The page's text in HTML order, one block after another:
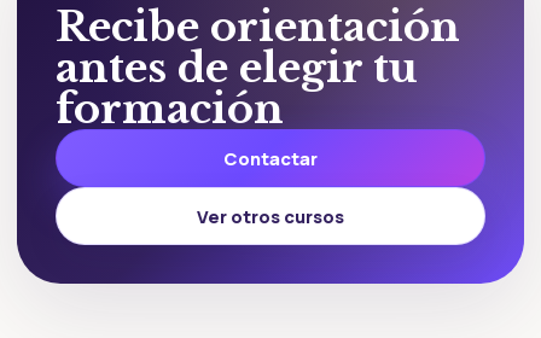
Recibe orientación
antes de elegir tu
formación
Contactar
Ver otros cursos